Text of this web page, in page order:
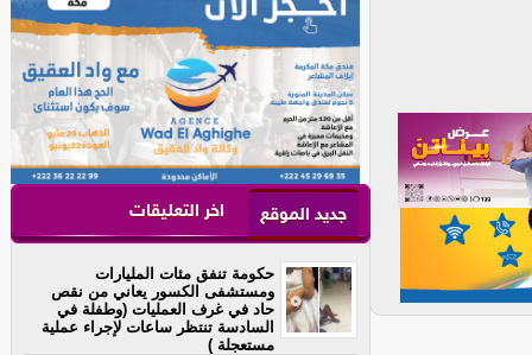
جديد الموقع اخر التعليقات
حكومة تنفق مئات المليارات
ومستشفى الكسور يعاني من نقص
حاد في غرف العمليات (وطفلة في
السادسة تنتظر ساعات لإجراء عملية
مستعجلة )